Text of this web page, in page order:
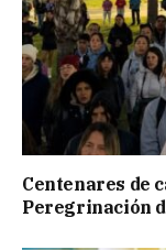
Centenares de
Peregrinación